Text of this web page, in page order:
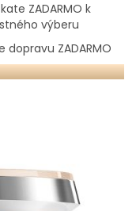
ZADARMO k
výberu
dopravu ZADARMO